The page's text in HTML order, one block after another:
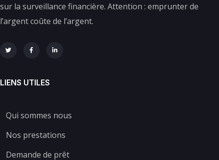
sur la surveillance financière. Attention : emprunter de
l’argent coûte de l’argent.
LIENS UTILES
Qui sommes nous
Nos prestations
Demande de prêt